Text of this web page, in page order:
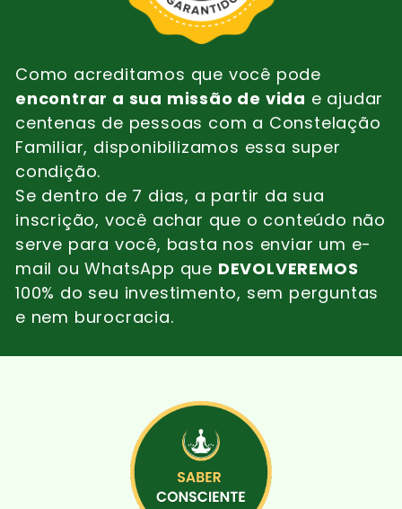
Como acreditamos que você pode
encontrar a sua missão de vida e ajudar
centenas de pessoas com a Constelação
Familiar, disponibilizamos essa super
condição.
Se dentro de 7 dias, a partir da sua
inscrição, você achar que o conteúdo não
serve para você, basta nos enviar um e-
mail ou WhatsApp que DEVOLVEREMOS
100% do seu investimento, sem perguntas
e nem burocracia.